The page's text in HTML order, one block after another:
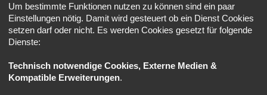
Um bestimmte Funktionen nutzen zu können sind ein paar
Einstellungen nötig. Damit wird gesteuert ob ein Dienst Cookies
setzen darf oder nicht. Es werden Cookies gesetzt für folgende
Dienste:
Technisch notwendige Cookies, Externe Medien &
Kompatible Erweiterungen.